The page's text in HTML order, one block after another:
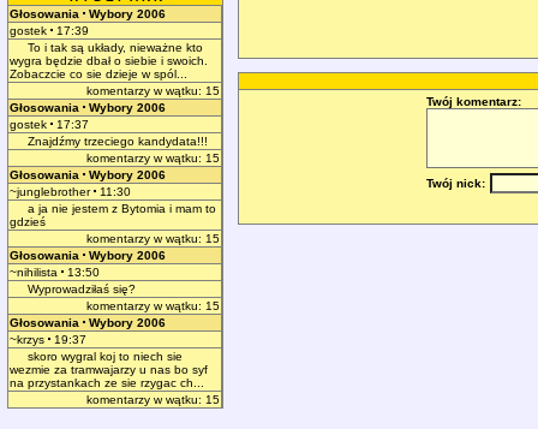
Głosowania
Wybory 2006
gostek
17:39
To i tak są układy, nieważne kto
wygra będzie dbał o siebie i swoich.
Zobaczcie co sie dzieje w spól...
komentarzy w wątku: 15
Głosowania
Wybory 2006
gostek
17:37
Znajdźmy trzeciego kandydata!!!
komentarzy w wątku: 15
Głosowania
Wybory 2006
~junglebrother
11:30
a ja nie jestem z Bytomia i mam to
gdzieś
komentarzy w wątku: 15
Głosowania
Wybory 2006
~nihilista
13:50
Wyprowadziłaś się?
komentarzy w wątku: 15
Głosowania
Wybory 2006
~krzys
19:37
skoro wygral koj to niech sie
wezmie za tramwajarzy u nas bo syf
na przystankach ze sie rzygac ch...
komentarzy w wątku: 15
Twój komentarz:
Twój nick: